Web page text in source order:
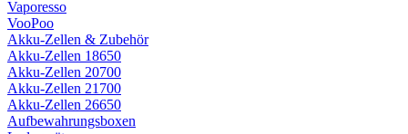
Vaporesso
VooPoo
Akku-Zellen & Zubehör
Akku-Zellen 18650
Akku-Zellen 20700
Akku-Zellen 21700
Akku-Zellen 26650
Aufbewahrungsboxen